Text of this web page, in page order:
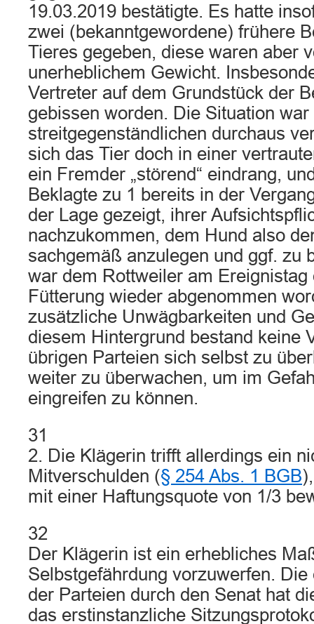
19.03.2019 bestätigte. Es hatte
zwei (bekanntgewordene) frühere
Tieres gegeben, diese waren aber
unerheblichem Gewicht.
Vertreter auf dem Grundstück der
gebissen worden. Die Situation war
streitgegenständlichen durchaus
sich das Tier doch in einer
ein Fremder „störend“ eindrang,
Beklagte zu 1 bereits in der
der Lage gezeigt, ihrer
nachzukommen, dem Hund also
sachgemäß anzulegen und ggf. zu
war dem Rottweiler am
Fütterung wieder abgenommen
zusätzliche Unwägbarkeiten und
diesem Hintergrund bestand keine
übrigen Parteien sich selbst zu
weiter zu überwachen, um im
eingreifen zu können.
31
2. Die Klägerin trifft allerdings ein
Mitverschulden (§ 254 Abs. 1 BGB
mit einer Haftungsquote von 1/3
32
Der Klägerin ist ein erhebliches
Selbstgefährdung vorzuwerfen. Die
der Parteien durch den Senat hat
das erstinstanzliche